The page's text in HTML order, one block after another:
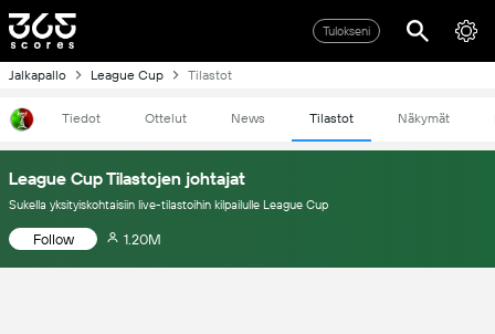
Tulokseni
Jalkapallo League Cup Tilastot
Tiedot Ottelut News Tilastot Näkymät
League Cup Tilastojen johtajat
Sukella yksityiskohtaisiin live-tilastoihin kilpailulle League Cup
Follow 1.20M